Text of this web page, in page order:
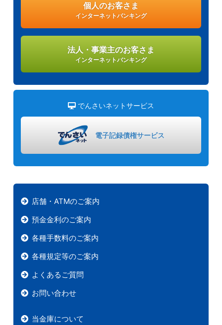
個人のお客さま
インターネットバンキング
法人・事業主のお客さま
インターネットバンキング
でんさいネットサービス
電子記録債権サービス
店舗・ATMのご案内
預金金利のご案内
各種手数料のご案内
各種規定等のご案内
よくあるご質問
お問い合わせ
当金庫について